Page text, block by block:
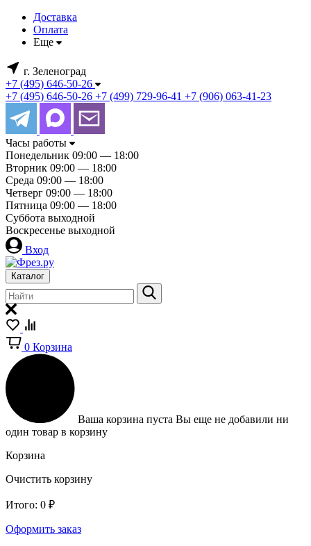
Доставка
Оплата
Еще
г. Зеленоград
+7 (495) 646-50-26
+7 (495) 646-50-26 +7 (499) 729-96-41 +7 (906) 063-41-23
Часы работы
Понедельник 09:00 — 18:00
Вторник 09:00 — 18:00
Среда 09:00 — 18:00
Четверг 09:00 — 18:00
Пятница 09:00 — 18:00
Суббота выходной
Воскресенье выходной
Вход
Каталог
0 Корзина
Ваша корзина пуста Вы еще не добавили ни
один товар в корзину
Корзина
Очистить корзину
Итого: 0 ₽
Оформить заказ